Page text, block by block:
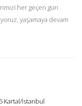
her geçen gün
yaşamaya devam
Kartal/İstanbul